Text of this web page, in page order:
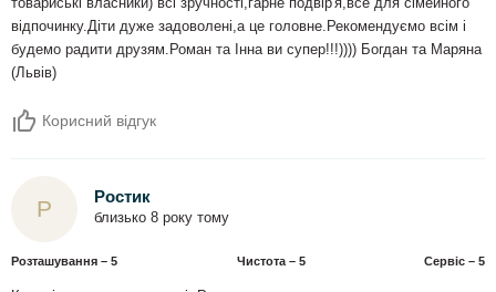
товариські власники) всі зручності,гарне подвір'я,все для сімейного
відпочинку.Діти дуже задоволені,а це головне.Рекомендуємо всім і
будемо радити друзям.Роман та Інна ви супер!!!)))) Богдан та Маряна
(Львів)
Корисний відгук
Р Ростик
близько 8 року тому
Розташування – 5 Чистота – 5 Сервіс – 5